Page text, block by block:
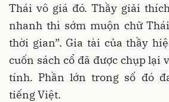
Thái vô giá đó. Thầy giải
nhanh thì sớm muộn chữ
thời gian”. Gia tài của thầy
cuốn sách cổ đã được chụp lại
tính. Phần lớn trong số đó
tiếng Việt.